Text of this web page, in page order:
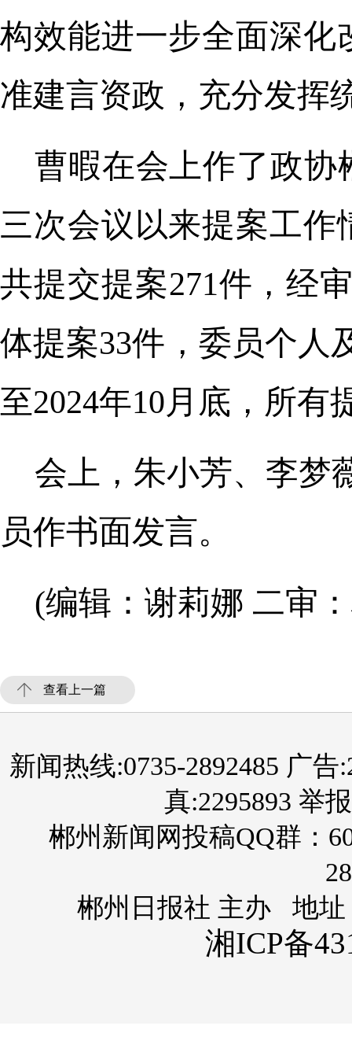
构效能进一步全面深化
准建言资政，充分发挥
曹暇在会上作了政协
三次会议以来提案工
共提交提案271件，经
体提案33件，委员个人
至2024年10月底，所有
会上，朱小芳、李梦
员作书面发言。
(编辑：谢莉娜 二审
查看上一篇
新闻热线:0735-2892485 广告
真:2295893 举
郴州新闻网投稿QQ群：
郴州日报社 主办 地址
湘ICP备